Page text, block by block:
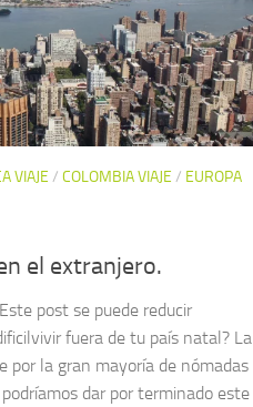
VIAJE / COLOMBIA VIAJE / EUROPA
el extranjero.
post se puede reducir
fuera de tu país natal? La
por la gran mayoría de nómadas
dar por terminado este